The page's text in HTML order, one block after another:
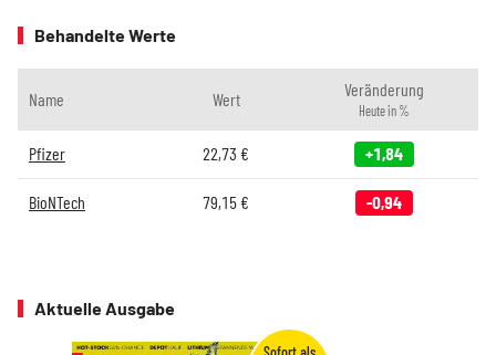
Behandelte Werte
Name Wert Veränderung
Heute in %
Pfizer 22,73 € +1,84
BioNTech 79,15 € -0,94
Aktuelle Ausgabe